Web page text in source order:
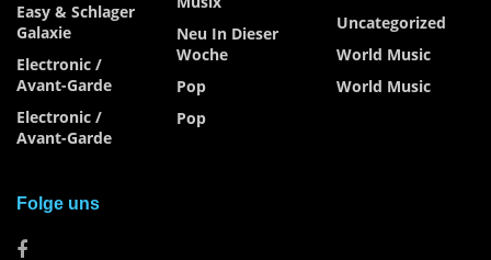
Easy & Schlager
Galaxie
Electronic /
Avant-Garde
Electronic /
Avant-Garde
Neu In Dieser
Woche
Pop
Pop
Uncategorized
World Music
World Music
Folge uns